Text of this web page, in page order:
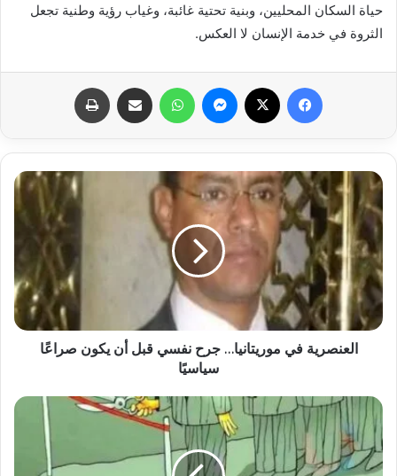
حياة السكان المحليين، وبنية تحتية غائبة، وغياب رؤية وطنية تجعل
الثروة في خدمة الإنسان لا العكس.
فيسبوك ماسنجر واتساب مشاركة عبر البريد
العنصرية في موريتانيا… جرح نفسي قبل أن يكون صراعًا
سياسيًا